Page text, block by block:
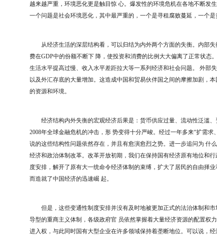
越来越严重，环境恶化更是触目惊 心。爆发性的环境危机在各地不断发
一个问题是社会环境恶化，其中最严重的，一个是寻租腐败蔓延，一个
从经济生活的深层结构看，可以归结为内外两个方面的失衡。内部失
费在GDP中的份额不断下 降，使投资和消费的比例大大偏离了正常状态
生活水平提高过慢、收入水平差距拉大等一系列经济和社会问题。 外部
以及外汇存底的大量增加。这造成中国和贸易伙伴国之间的摩擦加剧，
的资源和环境。
经济结构内外失衡的宏观经济后果是：货币供应过量、流动性泛滥、
2008年全球金融危机的冲击，形 势变得十分严峻。经过一年多来“扩需
说的这些结构性问题依然存在，并且有愈演愈烈之势。进一步追问为 什
经济和政治体制改革。改革开放初期，我们在保持国有经济原有地位和
度安排，解开了原有大一统命令经济体制的束缚，扩大了居民的自由择
而造就了中国经济的迅速崛 起。
但是，这些变通性制度安排并没有及时地被更加正式的法治体制和市
导型的重商主义体制，各级政府官 员依然掌握着大量经济资源的配置权
进入权，与此同时国有大型企业在许多领域保持着垄断地位。可以说，